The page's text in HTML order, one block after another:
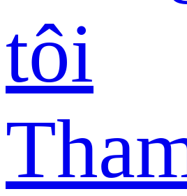
tôi